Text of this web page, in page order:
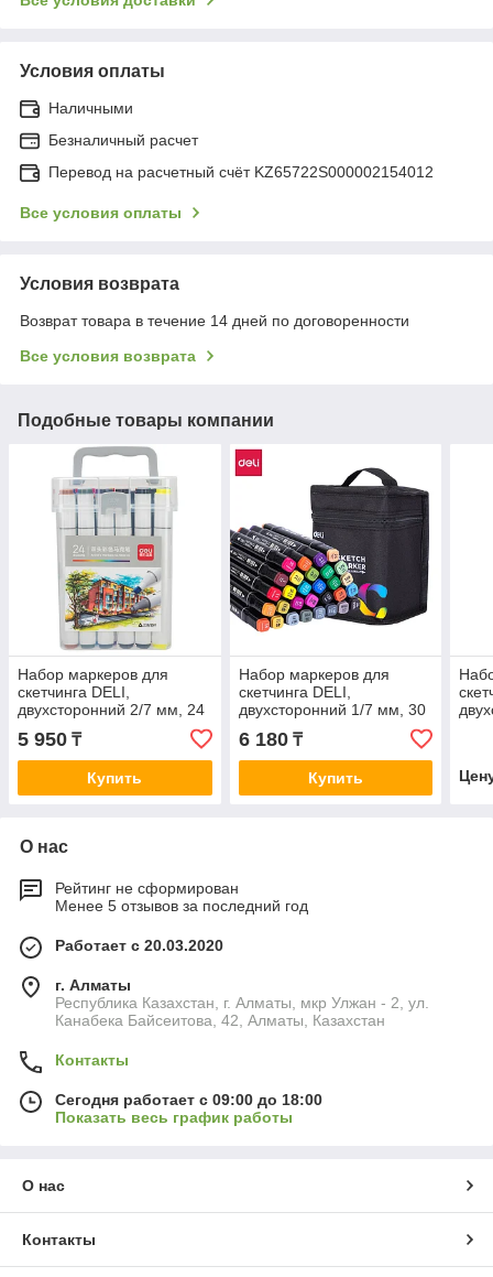
Условия оплаты
Наличными
Безналичный расчет
Перевод на расчетный счёт KZ65722S000002154012
Все условия оплаты
Условия возврата
Возврат товара в течение 14 дней по договоренности
Все условия возврата
Подобные товары компании
Набор маркеров для
скетчинга DELI,
двухсторонний 2/7 мм, 24
5 950 ₸
Купить
Набор маркеров для
скетчинга DELI,
двухсторонний 1/7 мм, 30
6 180₸
Купить
О нас
Рейтинг не сформирован
Менее 5 отзывов за последний год
Работает с 20.03.2020
г. Алматы
Республика Казахстан, г. Алматы, мкр Улжан - 2, ул.
Канабека Байсеитова, 42, Алматы, Казахстан
Контакты
Сегодня работает с 09:00 до 18:00
Показать весь график работы
О нас
Контакты